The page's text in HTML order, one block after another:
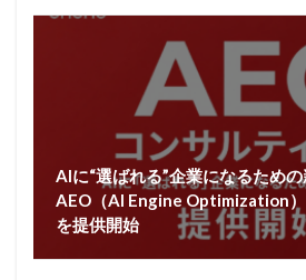
AIに“選ばれる”企業になるため
AEO（AI Engine Optimization
を提供開始